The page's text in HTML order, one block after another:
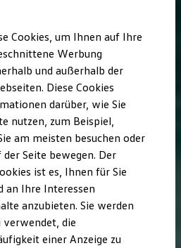
& Apps
für Ihren ID. Buzz
für Ihren Transporter/Caravelle
für Ihren Amarok
für andere Modelle
Data
Updates
und Sicherheitssysteme
und Ölverdünnung
und Lifestyle Produkte
Cookies, um Ihnen auf Ihre
Werbung
und außerhalb der
Diese Cookies
darüber, wie Sie
nutzen, zum Beispiel,
am meisten besuchen oder
der Seite bewegen. Der
ist es, Ihnen für Sie
an Ihre Interessen
anzubieten. Sie werden
verwendet, die
einer Anzeige zu